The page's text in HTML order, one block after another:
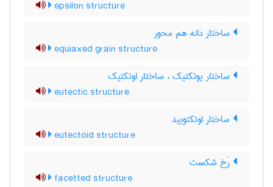
epsilon structure
ساختار دانه هم محور
equiaxed grain structure
ساختار یوتکتیک ، ساختار اوتکتیک
eutectic structure
ساختار اوتکتویید
eutectoid structure
رَخ شکست
facetted structure